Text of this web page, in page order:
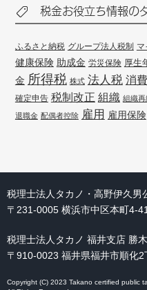
税金お役立ち情報の
ふるさと納税 グループ法人税制 マ
健康保険 助成金 労災保険 厚生
金 所得税 株式 法人税 消
確定申告 税制改正 組織 組織再
退職金 配偶者控除 雇用 雇用保険
税理士法人タカノ・高野伊久男
〒231-0005 横浜市中区本町4-
税理士法人タカノ 福井支店 勝
〒910-0023 福井県福井市順化
Copyright (C) 2023 Takano certified public